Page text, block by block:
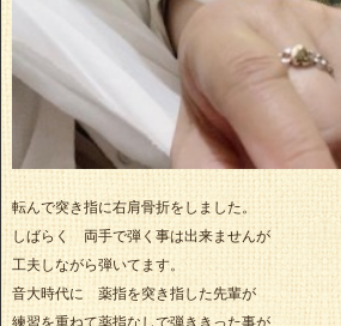
転んで突き指に右肩骨折をしました。
しばらく 両手で弾く事は出来ませんが
工夫しながら弾いてます。
音大時代に 薬指を突き指した先輩が
練習を重ねて薬指なしで弾ききった事が